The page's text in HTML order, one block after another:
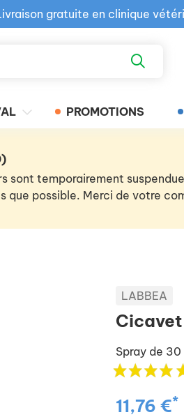
gratuite en clinique
Retour produit gratuit en clinique
PROMOTIONS
sont temporairement
que possible. Merci de votre
LABBEA
Cicavet
Spray de 30
11,76 €*